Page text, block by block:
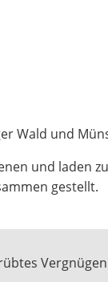
Wald und
und laden
gestellt.